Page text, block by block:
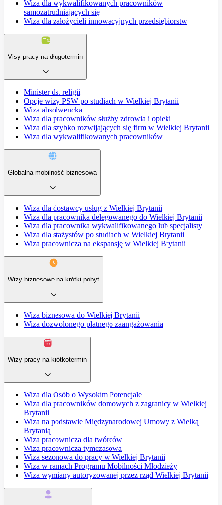
Wiza dla wykwalifikowanych pracowników
samozatrudniających się
Wiza dla założycieli innowacyjnych przedsiębiorstw
Visy pracy na długotermin
Minister ds. religii
Opcje wizy PSW po studiach w Wielkiej Brytanii
Wiza absolwencka
Wiza dla pracowników służby zdrowia i opieki
Wiza dla szybko rozwijających się firm w Wielkiej Brytanii
Wiza dla wykwalifikowanych pracowników
Globalna mobilność biznesowa
Wiza dla dostawcy usług z Wielkiej Brytanii
Wiza dla pracownika delegowanego do Wielkiej Brytanii
Wiza dla pracownika wykwalifikowanego lub specjalisty
Wiza dla stażystów po studiach w Wielkiej Brytanii
Wiza pracownicza na ekspansję w Wielkiej Brytanii
Wizy biznesowe na krótki pobyt
Wiza biznesowa do Wielkiej Brytanii
Wiza dozwolonego płatnego zaangażowania
Wizy pracy na krótkotermin
Wiza dla Osób o Wysokim Potencjale
Wiza dla pracowników domowych z zagranicy w Wielkiej
Brytanii
Wiza na podstawie Międzynarodowej Umowy z Wielką
Brytanią
Wiza pracownicza dla twórców
Wiza pracownicza tymczasowa
Wiza sezonowa do pracy w Wielkiej Brytanii
Wiza w ramach Programu Mobilności Młodzieży
Wiza wymiany autoryzowanej przez rząd Wielkiej Brytanii